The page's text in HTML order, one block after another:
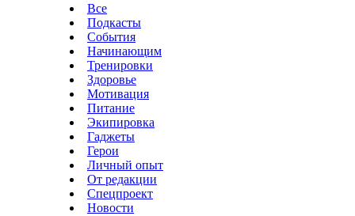
Все
Подкасты
События
Начинающим
Тренировки
Здоровье
Мотивация
Питание
Экипировка
Гаджеты
Герои
Личный опыт
От редакции
Спецпроект
Новости